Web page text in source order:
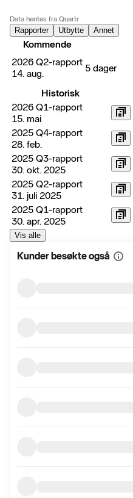
Data hentes fra Quartr
Rapporter Utbytte Annet
Kommende
2026 Q2-rapport
14. aug.
5 dager
Historisk
2026 Q1-rapport
15. mai
2025 Q4-rapport
28. feb.
2025 Q3-rapport
30. okt. 2025
2025 Q2-rapport
31. juli 2025
2025 Q1-rapport
30. apr. 2025
Vis alle
Kunder besøkte også Vis